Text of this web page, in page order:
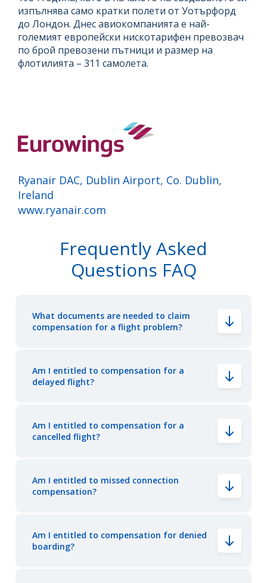
изпълнява само кратки полети от Уотърфорд
до Лондон. Днес авиокомпанията е най-
големият европейски нискотарифен превозвач
по брой превозени пътници и размер на
флотилията – 311 самолета.
Ryanair DAC, Dublin Airport, Co. Dublin,
Ireland
www.ryanair.com
Frequently Asked
Questions FAQ
What documents are needed to claim
compensation for a flight problem?
Am I entitled to compensation for a
delayed flight?
Am I entitled to compensation for a
cancelled flight?
Am I entitled to missed connection
compensation?
Am I entitled to compensation for denied
boarding?